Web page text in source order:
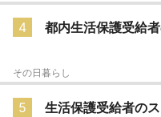
4 都内生活保護受給
その日暮らし
5 生活保護受給者の